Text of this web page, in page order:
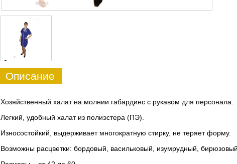
0
Описание
Хозяйственный халат на молнии габардинс с рукавом для персонала.
Легкий, удобный халат из полиэстера (ПЭ).
Износостойкий, выдерживает многократную стирку, не теряет форму.
Возможны расцветки: бордовый, васильковый, изумрудный,